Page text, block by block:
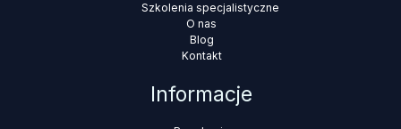
Szkolenia specjalistyczne
O nas
Blog
Kontakt
Informacje